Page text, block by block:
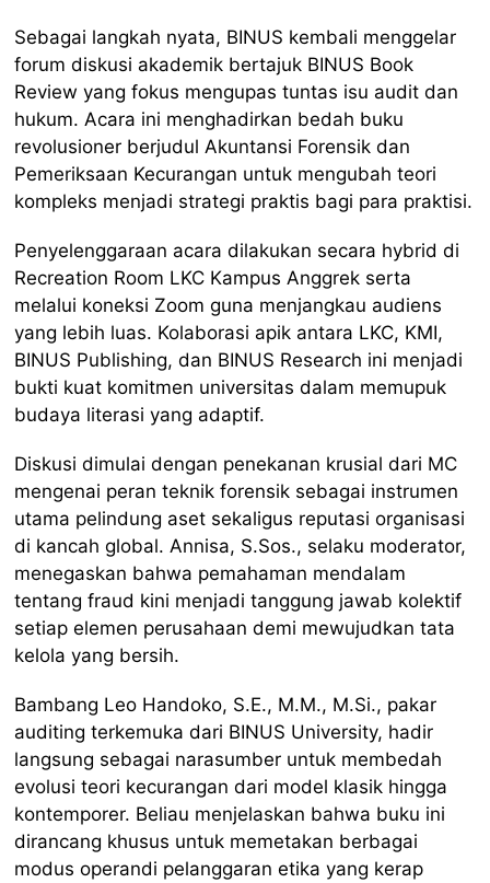
Sebagai langkah nyata, BINUS kembali menggelar
forum diskusi akademik bertajuk BINUS Book
Review yang fokus mengupas tuntas isu audit dan
hukum. Acara ini menghadirkan bedah buku
revolusioner berjudul Akuntansi Forensik dan
Pemeriksaan Kecurangan untuk mengubah teori
kompleks menjadi strategi praktis bagi para praktisi.
Penyelenggaraan acara dilakukan secara hybrid di
Recreation Room LKC Kampus Anggrek serta
melalui koneksi Zoom guna menjangkau audiens
yang lebih luas. Kolaborasi apik antara LKC, KMI,
BINUS Publishing, dan BINUS Research ini menjadi
bukti kuat komitmen universitas dalam memupuk
budaya literasi yang adaptif.
Diskusi dimulai dengan penekanan krusial dari MC
mengenai peran teknik forensik sebagai instrumen
utama pelindung aset sekaligus reputasi organisasi
di kancah global. Annisa, S.Sos., selaku moderator,
menegaskan bahwa pemahaman mendalam
tentang fraud kini menjadi tanggung jawab kolektif
setiap elemen perusahaan demi mewujudkan tata
kelola yang bersih.
Bambang Leo Handoko, S.E., M.M., M.Si., pakar
auditing terkemuka dari BINUS University, hadir
langsung sebagai narasumber untuk membedah
evolusi teori kecurangan dari model klasik hingga
kontemporer. Beliau menjelaskan bahwa buku ini
dirancang khusus untuk memetakan berbagai
modus operandi pelanggaran etika yang kerap